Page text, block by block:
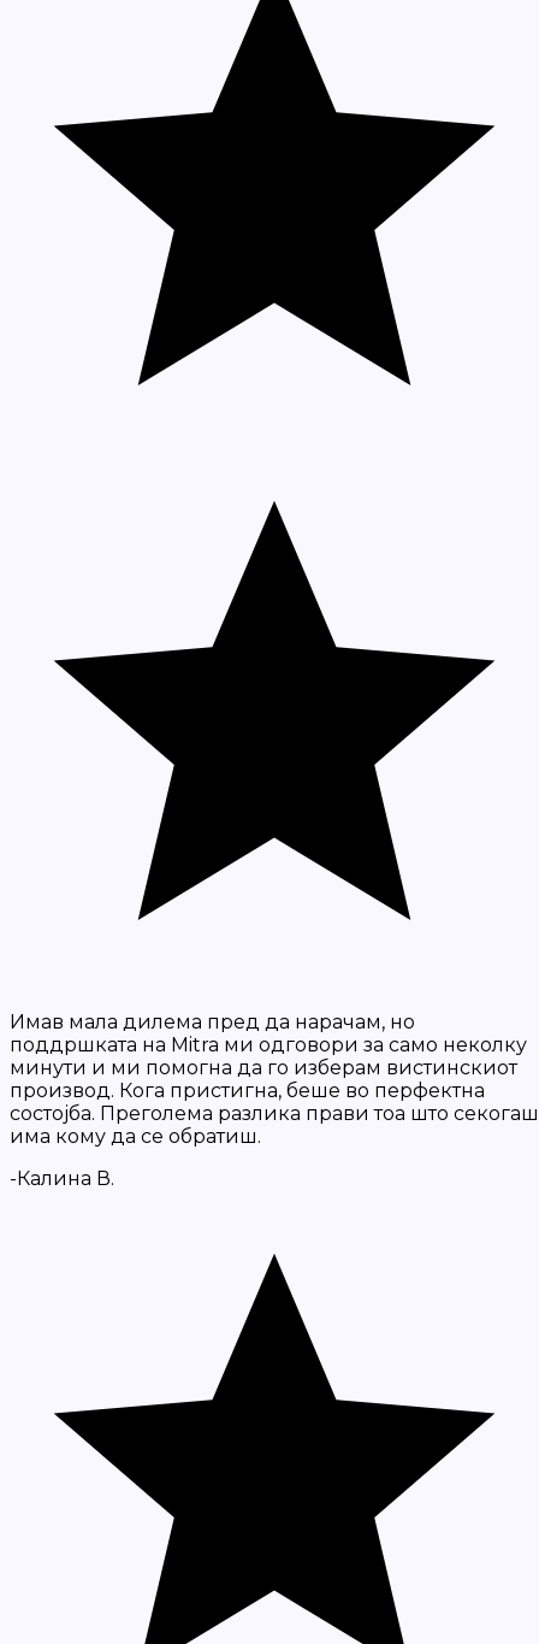
Имав мала дилема пред да нарачам, но
поддршката на Mitra ми одговори за само неколку
минути и ми помогна да го изберам вистинскиот
производ. Кога пристигна, беше во перфектна
состојба. Преголема разлика прави тоа што секогаш
има кому да се обратиш.
-Калина В.